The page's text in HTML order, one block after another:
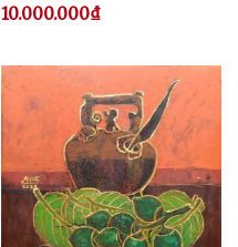
Được xếp
10.000.000₫